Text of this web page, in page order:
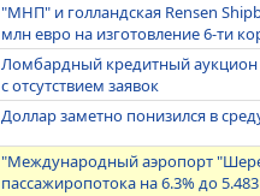
"МНП" и голландская Rensen
млн евро на изготовление 6-ти
Ломбардный кредитный аукцион
с отсутствием заявок
Доллар заметно понизился в
"Международный аэропорт
пассажиропотока на 6.3% до